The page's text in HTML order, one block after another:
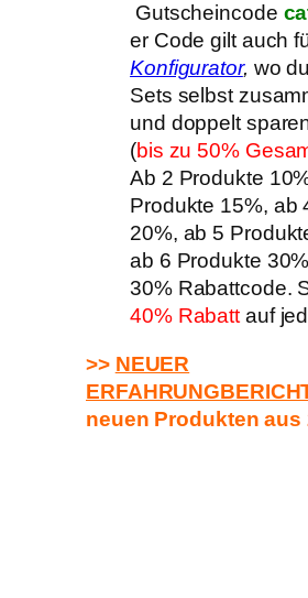
Gutscheincode
er Code gilt auch
Konfigurator, wo
Sets selbst
und doppelt
(bis zu 50%
Ab 2 Produkte
Produkte 15%, ab
20%, ab 5
ab 6 Produkte
30% Rabattcode.
40% Rabatt auf
>> NEUER
neuen Produkten aus